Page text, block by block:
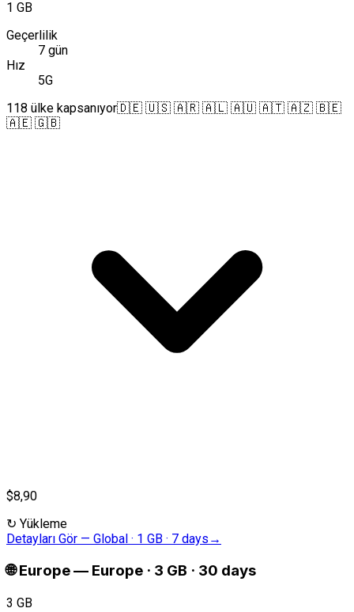
1 GB
Geçerlilik
7 gün
Hız
5G
118 ülke kapsanıyor🇩🇪 🇺🇸 🇦🇷 🇦🇱 🇦🇺 🇦🇹 🇦🇿 🇧🇪
🇦🇪 🇬🇧
$8,90
↻ Yükleme
Detayları Gör — Global · 1 GB · 7 days →
🌐 Europe— Europe · 3 GB · 30 days
3 GB